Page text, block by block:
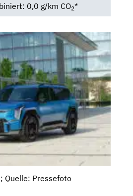
0,0 g/km CO2*
Quelle: Pressefoto